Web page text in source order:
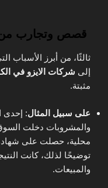
قصص وتجارب من
ثالثًا، من أبرز الأسباب
إلى شركات الايزو في
مثبتة.
على سبيل المثال: إحدى
والمشروبات دخلت السوق
توضيحًا لذلك، كانت
والمبيعات.